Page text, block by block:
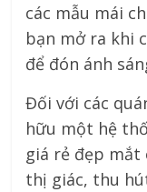
các mẫu mái
bạn mở ra khi
để đón ánh
Đối với các
hữu một hệ
giá rẻ đẹp mắt
thị giác, thu